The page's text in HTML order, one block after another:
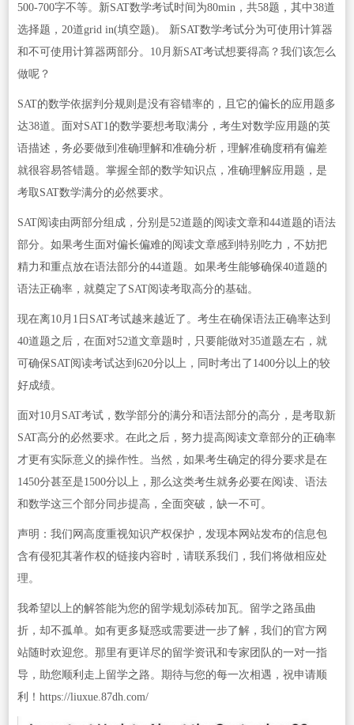
500-700字不等。新SAT数学考试时间为80min，共58题，其中38道
选择题，20道grid in(填空题)。 新SAT数学考试分为可使用计算器
和不可使用计算器两部分。10月新SAT考试想要得高？我们该怎么
做呢？
SAT的数学依据判分规则是没有容错率的，且它的偏长的应用题多
达38道。面对SAT1的数学要想考取满分，考生对数学应用题的英
语描述，务必要做到准确理解和准确分析，理解准确度稍有偏差
就很容易答错题。掌握全部的数学知识点，准确理解应用题，是
考取SAT数学满分的必然要求。
SAT阅读由两部分组成，分别是52道题的阅读文章和44道题的语法
部分。如果考生面对偏长偏难的阅读文章感到特别吃力，不妨把
精力和重点放在语法部分的44道题。如果考生能够确保40道题的
语法正确率，就奠定了SAT阅读考取高分的基础。
现在离10月1日SAT考试越来越近了。考生在确保语法正确率达到
40道题之后，在面对52道文章题时，只要能做对35道题左右，就
可确保SAT阅读考试达到620分以上，同时考出了1400分以上的较
好成绩。
面对10月SAT考试，数学部分的满分和语法部分的高分，是考取新
SAT高分的必然要求。在此之后，努力提高阅读文章部分的正确率
才更有实际意义的操作性。当然，如果考生确定的得分要求是在
1450分甚至是1500分以上，那么这类考生就务必要在阅读、语法
和数学这三个部分同步提高，全面突破，缺一不可。
声明：我们网高度重视知识产权保护，发现本网站发布的信息包
含有侵犯其著作权的链接内容时，请联系我们，我们将做相应处
理。
我希望以上的解答能为您的留学规划添砖加瓦。留学之路虽曲
折，却不孤单。如有更多疑惑或需要进一步了解，我们的官方网
站随时欢迎您。那里有更详尽的留学资讯和专家团队的一对一指
导，助您顺利走上留学之路。期待与您的每一次相遇，祝申请顺
利！https://liuxue.87dh.com/